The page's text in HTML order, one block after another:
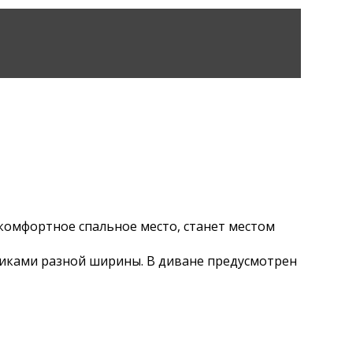
спальное место, станет местом
разной ширины. В диване предусмотрен